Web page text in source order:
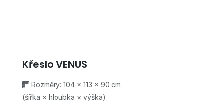
Křeslo VENUS
Rozměry: 104 × 113 × 90 cm
(šířka × hloubka × výška)